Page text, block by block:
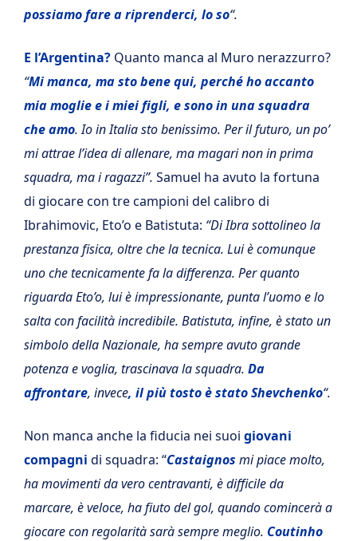
possiamo fare a riprenderci, lo so“.
E l’Argentina? Quanto manca al Muro nerazzurro?
“Mi manca, ma sto bene qui, perché ho accanto
mia moglie e i miei figli, e sono in una squadra
che amo. Io in Italia sto benissimo. Per il futuro, un po’
mi attrae l’idea di allenare, ma magari non in prima
squadra, ma i ragazzi”. Samuel ha avuto la fortuna
di giocare con tre campioni del calibro di
Ibrahimovic, Eto’o e Batistuta: “Di Ibra sottolineo la
prestanza fisica, oltre che la tecnica. Lui è comunque
uno che tecnicamente fa la differenza. Per quanto
riguarda Eto’o, lui è impressionante, punta l’uomo e lo
salta con facilità incredibile. Batistuta, infine, è stato un
simbolo della Nazionale, ha sempre avuto grande
potenza e voglia, trascinava la squadra. Da
affrontare, invece, il più tosto è stato Shevchenko“.
Non manca anche la fiducia nei suoi giovani
compagni di squadra: “Castaignos mi piace molto,
ha movimenti da vero centravanti, è difficile da
marcare, è veloce, ha fiuto del gol, quando comincerà a
giocare con regolarità sarà sempre meglio. Coutinho